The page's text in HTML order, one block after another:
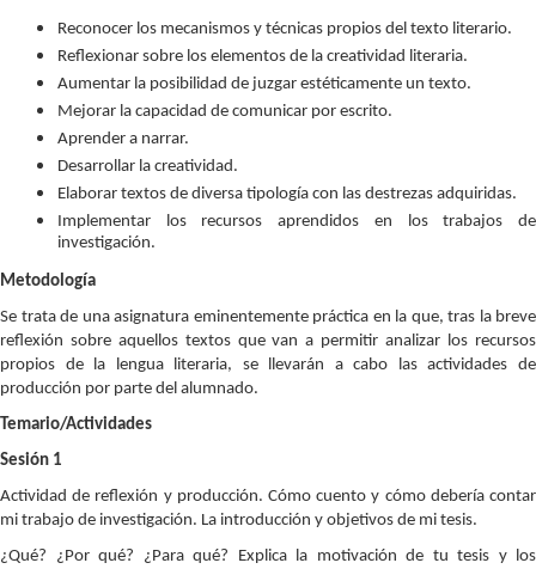
Reconocer los mecanismos y técnicas propios del texto literario.
Reflexionar sobre los elementos de la creatividad literaria.
Aumentar la posibilidad de juzgar estéticamente un texto.
Mejorar la capacidad de comunicar por escrito.
Aprender a narrar.
Desarrollar la creatividad.
Elaborar textos de diversa tipología con las destrezas adquiridas.
Implementar los recursos aprendidos en los trabajos de
investigación.
Metodología
Se trata de una asignatura eminentemente práctica en la que, tras la breve
reflexión sobre aquellos textos que van a permitir analizar los recursos
propios de la lengua literaria, se llevarán a cabo las actividades de
producción por parte del alumnado.
Temario/Actividades
Sesión 1
Actividad de reflexión y producción. Cómo cuento y cómo debería contar
mi trabajo de investigación. La introducción y objetivos de mi tesis.
¿Qué? ¿Por qué? ¿Para qué? Explica la motivación de tu tesis y los